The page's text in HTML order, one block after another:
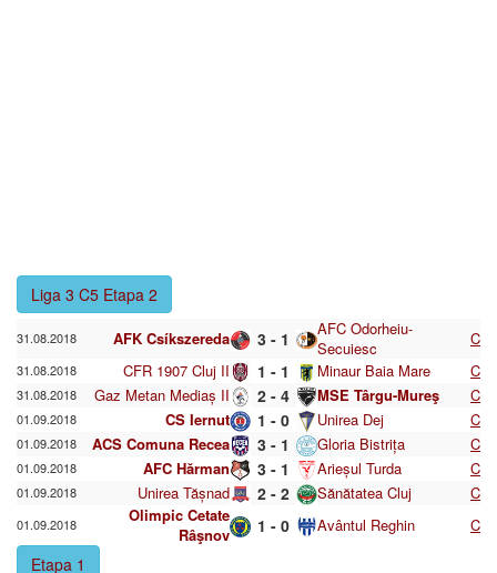
Liga 3 C5 Etapa 2
31.08.2018 AFK Csíkszereda 3 - 1
AFC Odorheiu-
Secuiesc
C
31.08.2018 CFR 1907 Cluj II 1 - 1 Minaur Baia Mare C
31.08.2018 Gaz Metan Mediaș II 2 - 4 MSE Târgu-Mureş C
01.09.2018 CS Iernut 1 - 0 Unirea Dej C
01.09.2018 ACS Comuna Recea 3 - 1 Gloria Bistrița C
01.09.2018 AFC Hărman 3 - 1 Arieșul Turda C
01.09.2018 Unirea Tășnad 2 - 2 Sănătatea Cluj C
01.09.2018
Olimpic Cetate
Râşnov
1 - 0 Avântul Reghin C
Etapa 1